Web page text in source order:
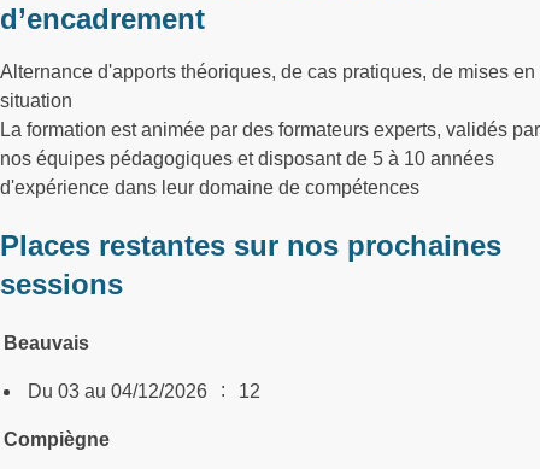
d’encadrement
Alternance d'apports théoriques, de cas pratiques, de mises en
situation
La formation est animée par des formateurs experts, validés par
nos équipes pédagogiques et disposant de 5 à 10 années
d'expérience dans leur domaine de compétences
Places restantes sur nos prochaines
sessions
Beauvais
Du 03 au 04/12/2026 : 12
Compiègne